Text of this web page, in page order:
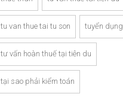
tu van thue tai tu son tuyển dụng
tư vấn hoàn thuế tại tiên du
tại sao phải kiểm toán